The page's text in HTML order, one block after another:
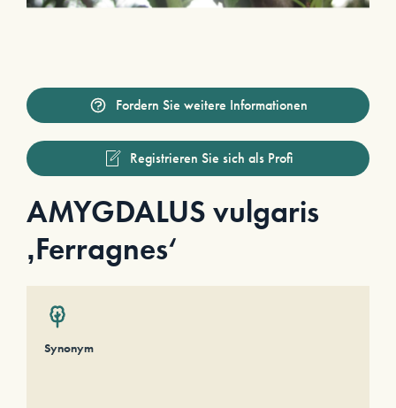
Fordern Sie weitere Informationen
Registrieren Sie sich als Profi
AMYGDALUS vulgaris
‚Ferragnes‘
Synonym